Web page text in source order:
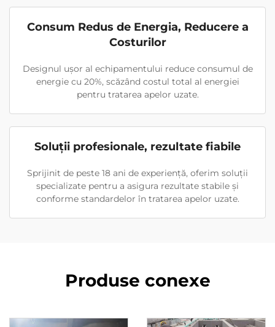
Consum Redus de Energia, Reducere a
Costurilor
Designul ușor al echipamentului reduce consumul de
energie cu 20%, scăzând costul total al energiei
pentru tratarea apelor uzate.
Soluții profesionale, rezultate fiabile
Sprijinit de peste 18 ani de experiență, oferim soluții
specializate pentru a asigura rezultate stabile și
conforme standardelor în tratarea apelor uzate.
Produse conexe